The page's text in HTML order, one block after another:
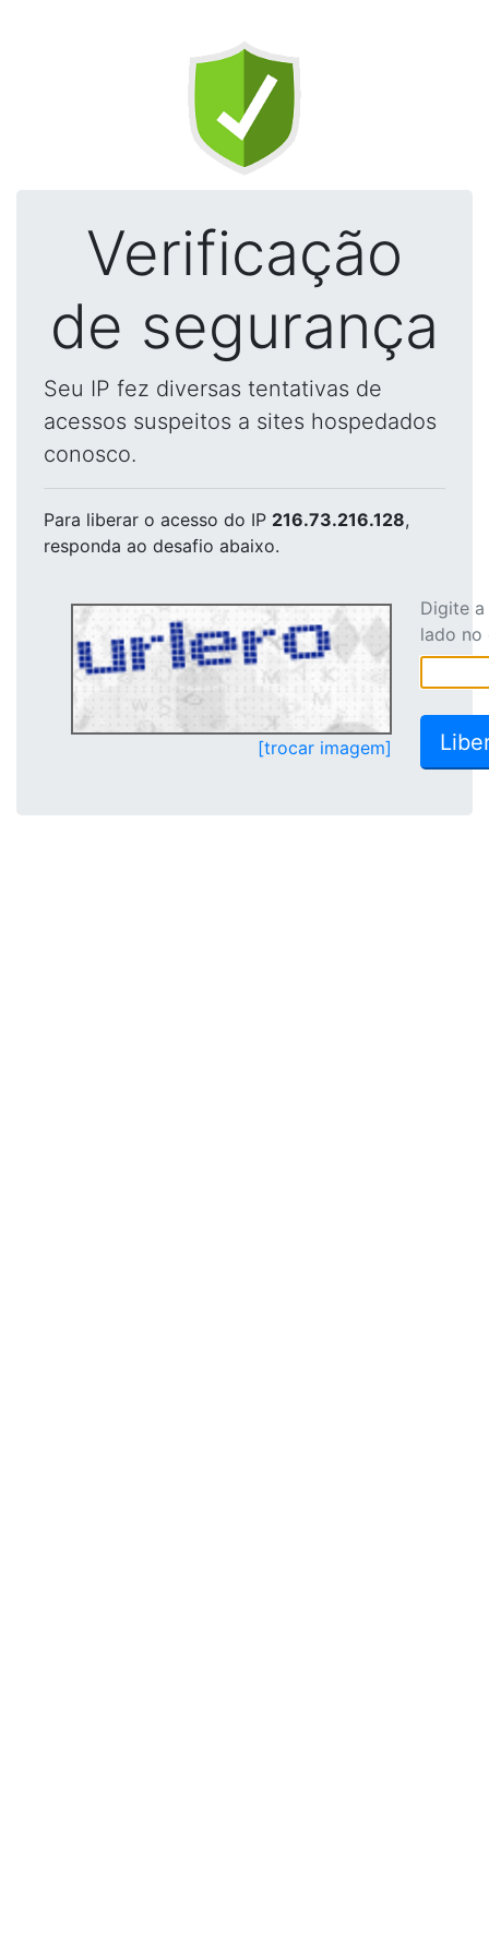
Verificação
de segurança
Seu IP fez diversas tentativas de
acessos suspeitos a sites hospedados
conosco.
Para liberar o acesso do IP 216.73.216.128,
responda ao desafio abaixo.
[trocar imagem]
Digite
lado no